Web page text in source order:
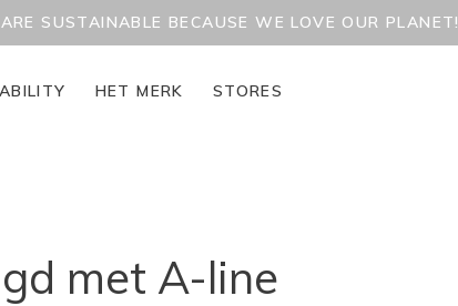
SUSTAINABLE BECAUSE WE LOVE OUR PLANET!
HET MERK STORES
met A-line